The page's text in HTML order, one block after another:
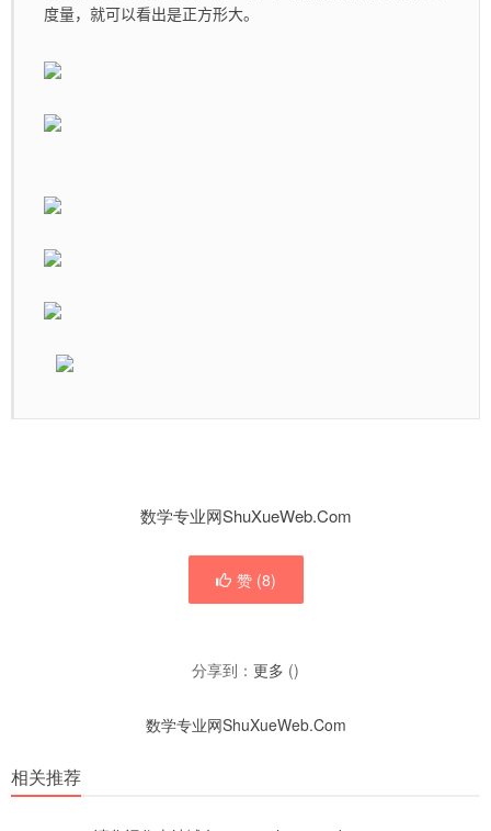
度量，就可以看出是正方形大。
数学专业网ShuXueWeb.Com
赞 (8)
分享到： 更多 ()
数学专业网ShuXueWeb.Com
相关推荐